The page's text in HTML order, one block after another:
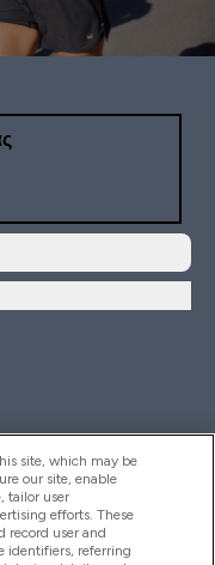
site, which may be
our site, enable
tailor user
efforts. These
record user and
identifiers, referring